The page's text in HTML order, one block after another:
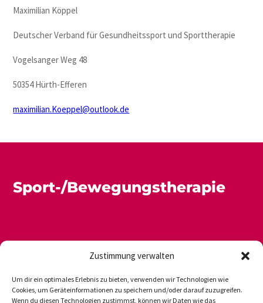
Zustimmung verwalten
Um dir ein optimales Erlebnis zu bieten, verwenden wir Technologien wie
Cookies, um Geräteinformationen zu speichern und/oder darauf zuzugreifen.
Wenn du diesen Technologien zustimmst, können wir Daten wie das
Maximilian Köppel
Deutscher Verband für Gesundheitssport und Sporttherapie
Vogelsanger Weg 48
50354 Hürth-Efferen
maximilian.Koeppel@outlook.de
Sport-/Bewegungstherapie